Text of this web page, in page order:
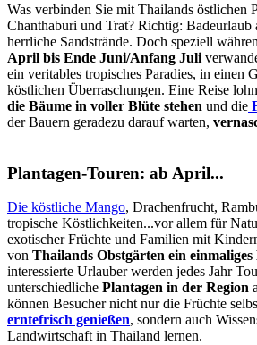
Was verbinden Sie mit Thailands östlichen
Chanthaburi und Trat? Richtig: Badeurlaub
herrliche Sandstrände. Doch speziell
April bis Ende Juni/Anfang Juli
ein veritables tropisches Paradies, in einen
köstlichen Überraschungen. Eine Reise
die Bäume in voller Blüte stehen und die
der Bauern geradezu darauf warten,
Plantagen-Touren: ab April...
Die köstliche Mango, Drachenfrucht,
tropische Köstlichkeiten...vor allem für
exotischer Früchte und Familien mit
von Thailands Obstgärten ein
interessierte Urlauber werden jedes Jahr
unterschiedliche Plantagen in der Region
können Besucher nicht nur die Früchte
erntefrisch genießen, sondern auch
Landwirtschaft in Thailand lernen.